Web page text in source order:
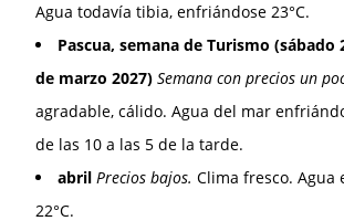
Agua todavía tibia, enfriándose 23°C.
Pascua, semana de Turismo (sábado
de marzo 2027) Semana con precios un
agradable, cálido. Agua del mar
de las 10 a las 5 de la tarde.
abril Precios bajos. Clima fresco. Agua
22°C.